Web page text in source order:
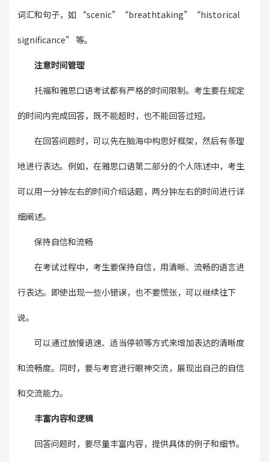
词汇和句子，如 “scenic”“breathtaking”“historical
significance” 等。
注意时间管理
托福和雅思口语考试都有严格的时间限制。考生要在规定
的时间内完成回答，既不能超时，也不能回答过短。
在回答问题时，可以先在脑海中构思好框架，然后有条理
地进行表达。例如，在雅思口语第二部分的个人陈述中，考生
可以用一分钟左右的时间介绍话题，两分钟左右的时间进行详
细阐述。
保持自信和流畅
在考试过程中，考生要保持自信，用清晰、流畅的语言进
行表达。即使出现一些小错误，也不要慌张，可以继续往下
说。
可以通过放慢语速、适当停顿等方式来增加表达的清晰度
和流畅度。同时，要与考官进行眼神交流，展现出自己的自信
和交流能力。
丰富内容和逻辑
回答问题时，要尽量丰富内容，提供具体的例子和细节。